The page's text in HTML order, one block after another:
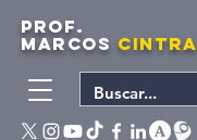
PROF.
MARCOS CINTRA